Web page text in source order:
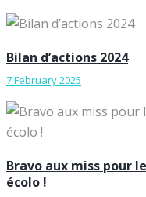
Bilan d’actions 2024
7 February 2025
Bravo aux miss pour
écolo !